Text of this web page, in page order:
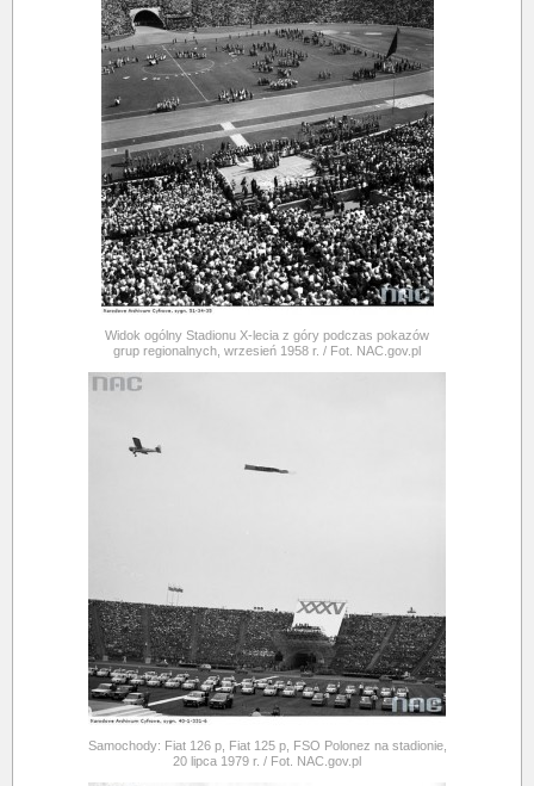
Widok ogólny Stadionu X-lecia z góry podczas pokazów
grup regionalnych, wrzesień 1958 r. / Fot. NAC.gov.pl
Samochody: Fiat 126 p, Fiat 125 p, FSO Polonez na stadionie,
20 lipca 1979 r. / Fot. NAC.gov.pl